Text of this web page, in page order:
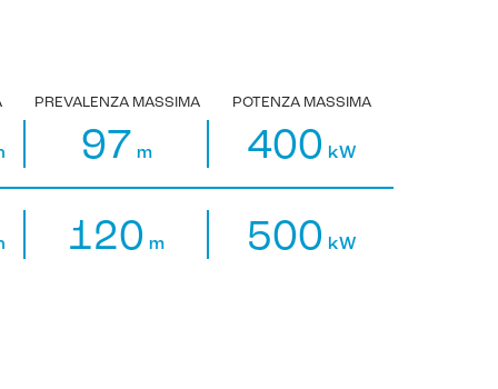
PREVALENZA MASSIMA POTENZA MASSIMA
97 m 400 kW
120 m 500 kW